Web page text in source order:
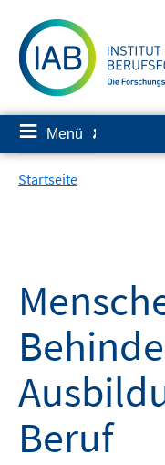
zum
Inhalt
≡ Menü ✘
Startseite
Beruf